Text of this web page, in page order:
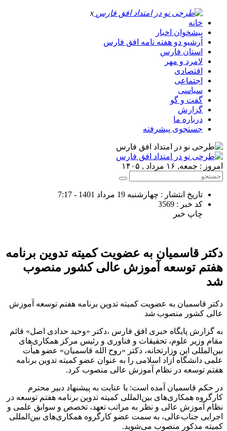
x
خانه
پیشخوان اخبار
آرشیو دو هفته نامه افق فارس
استان فارس
لامرد و مهر
اقتصادی
اجتماعی
سیاسی
گفت و گو
گزارش
درباره ما
جستجوی پیشرفته
امروز : جمعه, ۱۶ مرداد , ۱۴۰۵
تاریخ انتشار : چهارشنبه 19 مرداد 1401 - 7:17
کد خبر : 3569
چاپ خبر
دکتر قاسمیان به عضویت کمیته تدوین برنامه
هفتم توسعه آموزش عالی کشور منصوب
شد
دکتر قاسمیان به عضویت کمیته تدوین برنامه هفتم توسعه آموزش
عالی کشور منصوب شد
به گزارش پایگاه خبری افق فارس ،دکتر «وحید حدادی اصل» قائم
مقام وزیر علوم، تحقیقات و فناوری و رئیس مرکز همکاری‌های
بین‌المللی این وزارتخانه، دکتر «روح الله قاسمیان» عضو هیأت
علمی دانشگاه آزاد اسلامی را به عنوان عضو کمیته تدوین برنامه
هفتم توسعه در نظام آموزش عالی منصوب کرد.
در حکم قاسمیان آمده است: با عنایت به پیشنهاد دبیر محترم
کارگروه همکاری‌های بین‌المللی کمیته تدوین برنامه هفتم توسعه در
نظام آموزش عالی و نظر به مراتب تعهد، تخصص و سوابق علمی و
اجرایی جناب‌عالی، به سمت عضو کارگروه همکاری‌های بین‌المللی
کمیته مذکور منصوب می‌شوید.